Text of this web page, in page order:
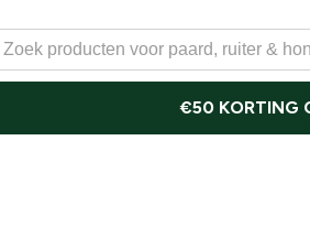
€50 KORTING